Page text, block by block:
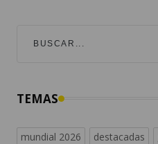
TEMAS
mundial 2026 destacadas